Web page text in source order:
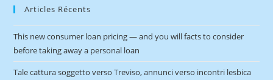
Articles Récents
This new consumer loan pricing — and you will facts to consider
before taking away a personal loan
Tale cattura soggetto verso Treviso, annunci verso incontri lesbica